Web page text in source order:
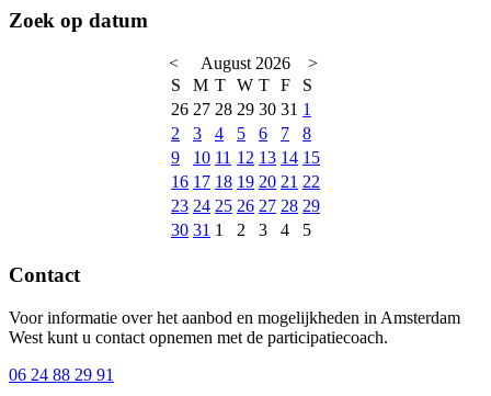
Zoek op datum
< August 2026
>
S
M T W T F
S
26 27 28 29 30 31 1
2
3 4 5 6 7
8
9
10 11 12 13 14 15
16 17 18 19 20 21 22
23 24 25 26 27 28 29
30 31 1 2 3 4 5
Contact
Voor informatie over het aanbod en mogelijkheden in Amsterdam
West kunt u contact opnemen met de participatiecoach.
06 24 88 29 91